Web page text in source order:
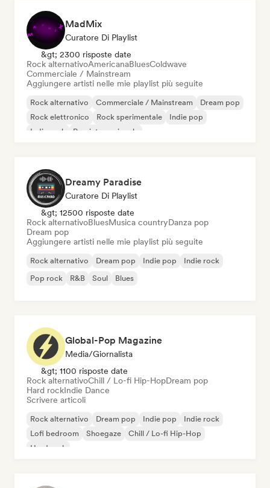
MadMix
Curatore Di Playlist
&gt; 2300 risposte date
Rock alternativoAmericanaBluesColdwave
Commerciale / Mainstream
Aggiungere artisti nelle mie playlist più seguite
Rock alternativo Commerciale / Mainstream
Dream pop
Rock elettronico
Rock sperimentale
Indie pop
Indie rock
Pop internazionale
Dreamy Paradise
Curatore Di Playlist
&gt; 12500 risposte date
Rock alternativoBluesMusica countryDanza pop
Dream pop
Aggiungere artisti nelle mie playlist più seguite
Rock alternativo Dream pop Indie pop
Indie rock
Pop rock
R&B Soul Blues
Global-Pop Magazine
Media/Giornalista
&gt; 1100 risposte date
Rock alternativoChill / Lo-fi Hip-HopDream pop
Hard rockIndie Dance
Scrivere articoli
Rock alternativo Dream pop Indie pop
Indie rock
Lofi bedroom
Shoegaze
Chill / Lo-fi Hip-Hop
Hard rock